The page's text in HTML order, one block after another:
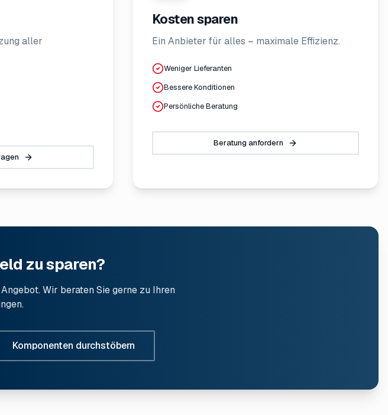
aller
Kosten sparen
Ein Anbieter für alles – maximale Effizienz.
Weniger Lieferanten
Bessere Konditionen
Persönliche Beratung
Beratung anfordern
zu sparen?
Wir beraten Sie gerne zu Ihren
Komponenten durchstöbern